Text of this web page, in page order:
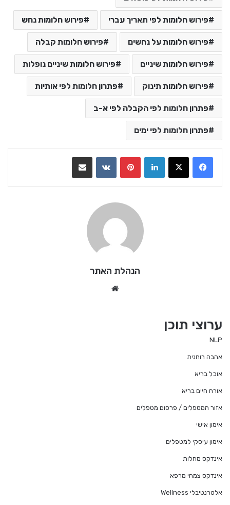
פירוש חלומות לפי תאריך עברי פירוש חלומות נחש
פירוש חלומות על נחשים פירוש חלומות קבלה
פירוש חלומות שיניים פירוש חלומות שיניים נופלות
פירוש חלומות תינוק פתרון חלומות לפי אותיות
פתרון חלומות לפי הקבלה לפי א-ב
פתרון חלומות לפי ימים
LinkedIn
VKontakte
הנהלת האתר
ערוצי תוכן
NLP
אהבה רוחנית
אוכל בריא
אורח חיים בריא
אזור המטפלים / פרסום מטפלים
אימון אישי
אימון עיסקי למטפלים
אינדקס מחלות
אינדקס צמחי מרפא
אלטרנטיבלי Wellness